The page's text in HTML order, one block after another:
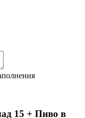
15 + Пиво в